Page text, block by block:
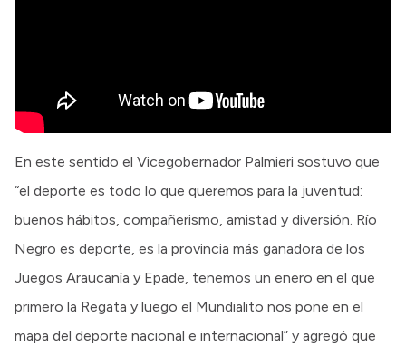
En este sentido el Vicegobernador Palmieri sostuvo que
“el deporte es todo lo que queremos para la juventud:
buenos hábitos, compañerismo, amistad y diversión. Río
Negro es deporte, es la provincia más ganadora de los
Juegos Araucanía y Epade, tenemos un enero en el que
primero la Regata y luego el Mundialito nos pone en el
mapa del deporte nacional e internacional” y agregó que